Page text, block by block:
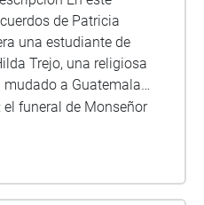
de Patricia
una estudiante de
Trejo, una religiosa
a Guatemala
personas religiosas; y
junto con su esposo y
arzobispo asesinado.
sentían identificadas
el funeral de Monseñor